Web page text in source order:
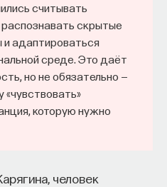
считывать
скрытые
и адаптироваться
среде. Это даёт
но не обязательно —
которую нужно
человек